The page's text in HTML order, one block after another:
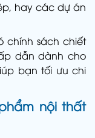
hay các dự án
chính sách chiết
dẫn dành cho
bạn tối ưu chi
nội thất